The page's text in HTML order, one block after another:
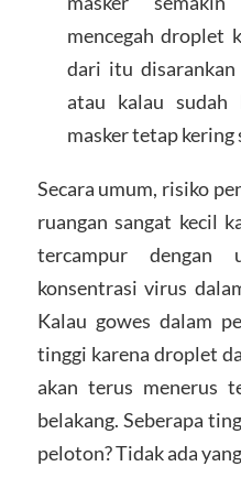
mencegah droplet
dari itu
atau kalau sudah
masker tetap kering
Secara umum, risiko
ruangan sangat kecil
tercampur dengan
konsentrasi virus
Kalau gowes dalam
tinggi karena droplet
akan terus menerus
belakang. Seberapa
peloton? Tidak ada